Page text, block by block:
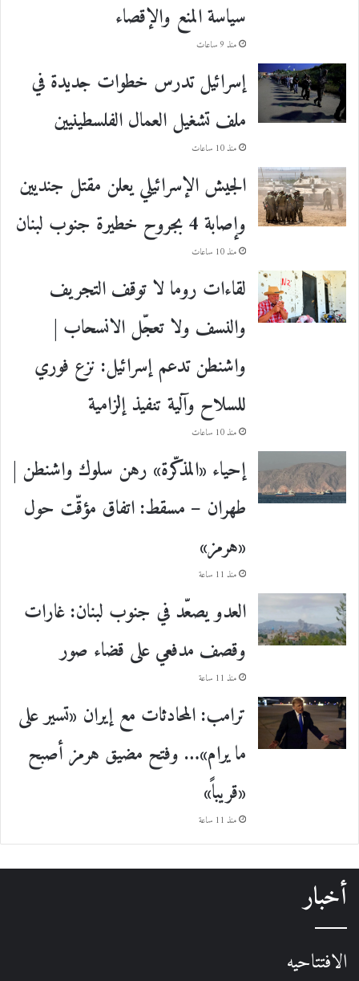
سياسة المنع والإقصاء
منذ 9 ساعات
إسرائيل تدرس خطوات جديدة في
ملف تشغيل العمال الفلسطينيين
منذ 10 ساعات
الجيش الإسرائيلي يعلن مقتل جنديين
وإصابة 4 بجروح خطيرة جنوب لبنان
منذ 10 ساعات
لقاءات روما لا توقف التجريف
والنسف ولا تعجّل الانسحاب |
واشنطن تدعم إسرائيل: نزع فوري
للسلاح وآلية تنفيذ إلزامية
منذ 10 ساعات
إحياء «المذكّرة» رهن سلوك واشنطن |
طهران – مسقط: اتفاق مؤقّت حول
«هرمز»
منذ 11 ساعة
العدو يصعّد في جنوب لبنان: غارات
وقصف مدفعي على قضاء صور
منذ 11 ساعة
ترامب: المحادثات مع إيران «تسير على
ما يرام»… وفتح مضيق هرمز أصبح
«قريباً»
منذ 11 ساعة
أخبار
الافتتاحيه